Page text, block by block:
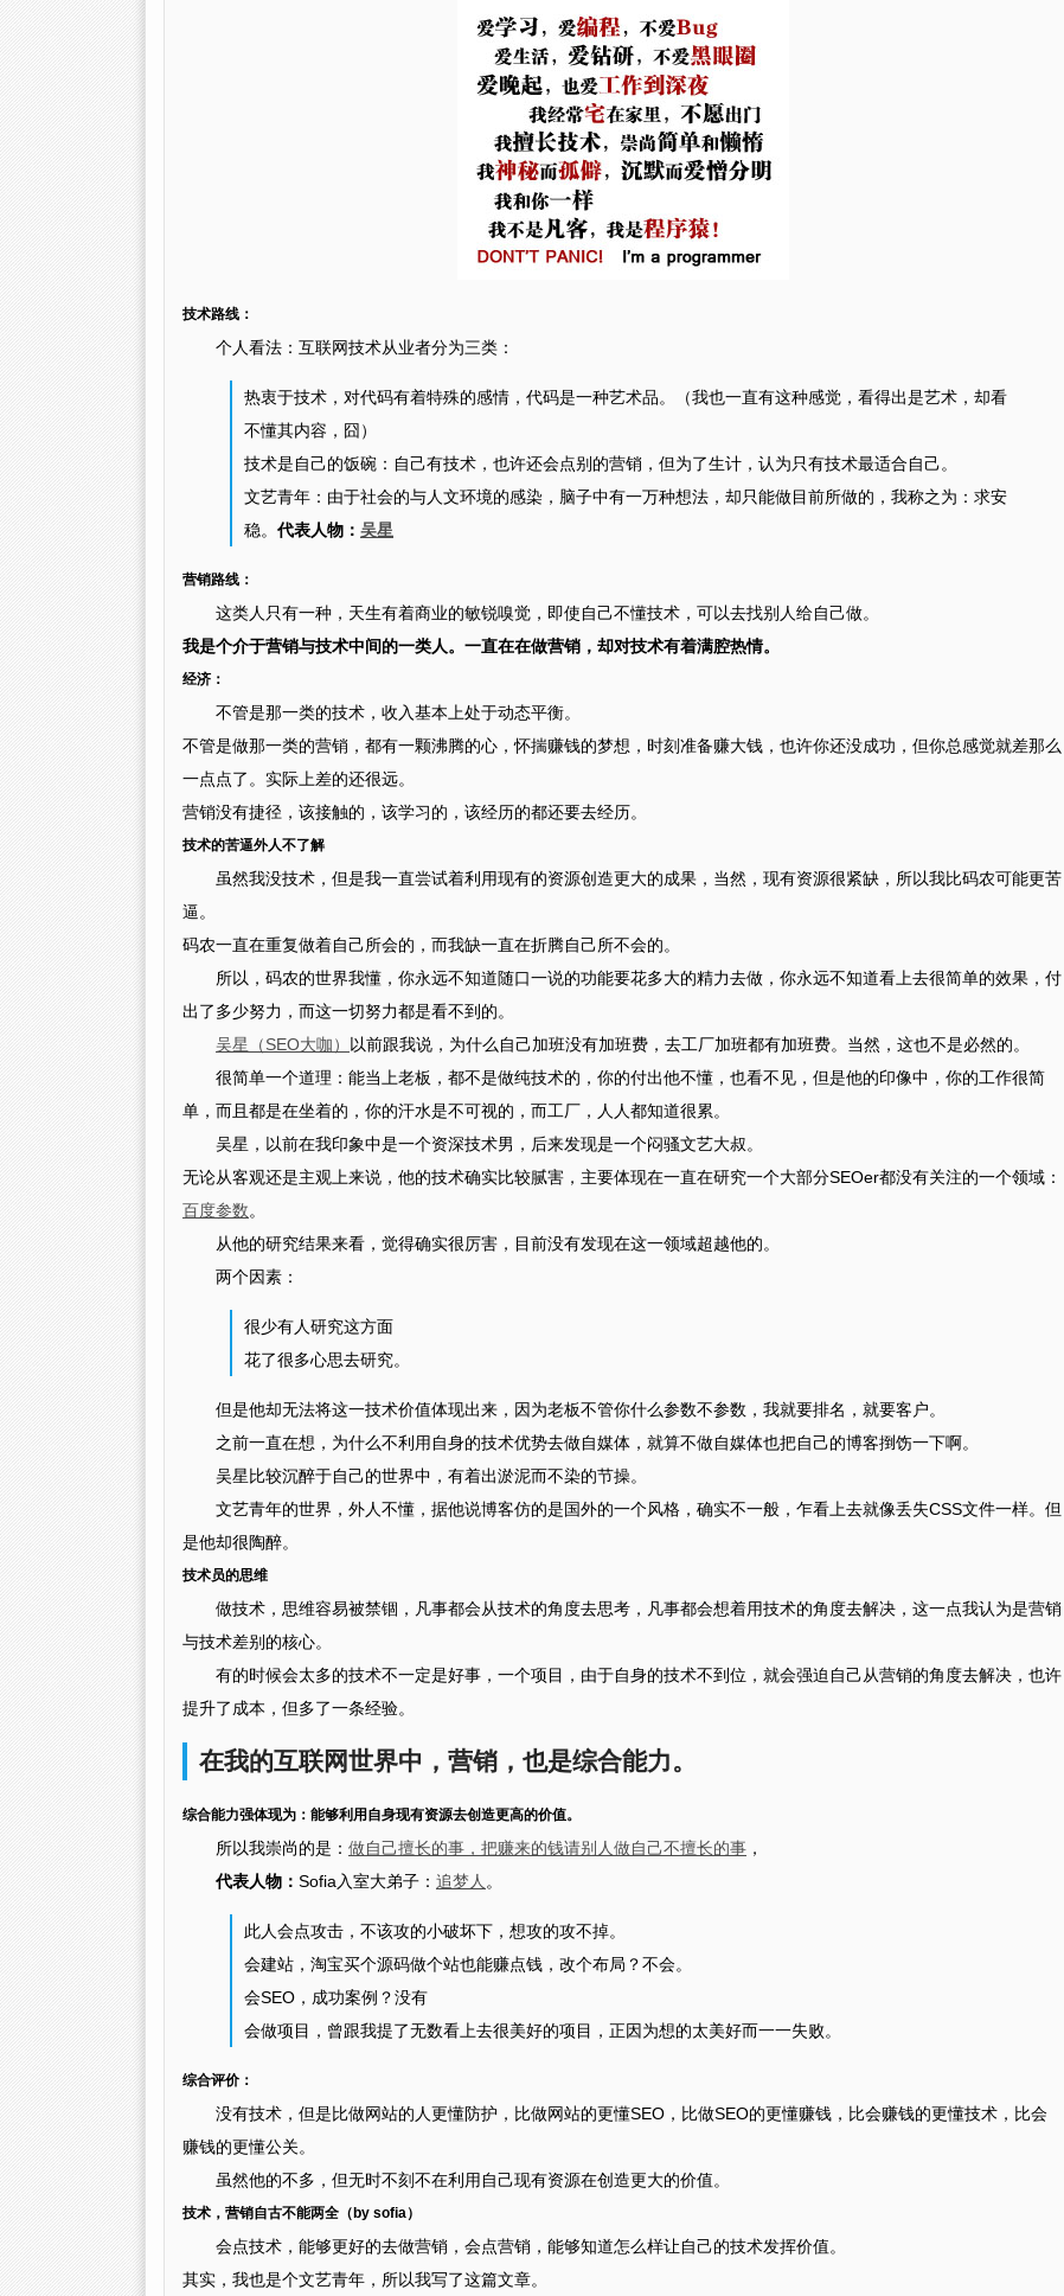
技术路线：
个人看法：互联网技术从业者分为三类：
热衷于技术，对代码有着特殊的感情，代码是一种艺术品。（我也一直有这种感觉，看得出是艺术，却看
不懂其内容，囧）
技术是自己的饭碗：自己有技术，也许还会点别的营销，但为了生计，认为只有技术最适合自己。
文艺青年：由于社会的与人文环境的感染，脑子中有一万种想法，却只能做目前所做的，我称之为：求安
稳。 代表人物： 吴星
营销路线：
这类人只有一种，天生有着商业的敏锐嗅觉，即使自己不懂技术，可以去找别人给自己做。
我是个介于营销与技术中间的一类人。一直在在做营销，却对技术有着满腔热情。
经济：
不管是那一类的技术，收入基本上处于动态平衡。
不管是做那一类的营销，都有一颗沸腾的心，怀揣赚钱的梦想，时刻准备赚大钱，也许你还没成功，但你总感觉就差那么
一点点了。实际上差的还很远。
营销没有捷径，该接触的，该学习的，该经历的都还要去经历。
技术的苦逼外人不了解
虽然我没技术，但是我一直尝试着利用现有的资源创造更大的成果，当然，现有资源很紧缺，所以我比码农可能更苦
逼。
码农一直在重复做着自己所会的，而我缺一直在折腾自己所不会的。
所以，码农的世界我懂，你永远不知道随口一说的功能要花多大的精力去做，你永远不知道看上去很简单的效果，付
出了多少努力，而这一切努力都是看不到的。
吴星（SEO大咖）
以前跟我说，为什么自己加班没有加班费，去工厂加班都有加班费。当然，这也不是必然的。
很简单一个道理：能当上老板，都不是做纯技术的，你的付出他不懂，也看不见，但是他的印像中，你的工作很简
单，而且都是在坐着的，你的汗水是不可视的，而工厂，人人都知道很累。
吴星，以前在我印象中是一个资深技术男，后来发现是一个闷骚文艺大叔。
无论从客观还是主观上来说，他的技术确实比较腻害，主要体现在一直在研究一个大部分SEOer都没有关注的一个领域：
百度参数。
从他的研究结果来看，觉得确实很厉害，目前没有发现在这一领域超越他的。
两个因素：
很少有人研究这方面
花了很多心思去研究。
但是他却无法将这一技术价值体现出来，因为老板不管你什么参数不参数，我就要排名，就要客户。
之前一直在想，为什么不利用自身的技术优势去做自媒体，就算不做自媒体也把自己的博客捯饬一下啊。
吴星比较沉醉于自己的世界中，有着出淤泥而不染的节操。
文艺青年的世界，外人不懂，据他说博客仿的是国外的一个风格，确实不一般，乍看上去就像丢失CSS文件一样。但
是他却很陶醉。
技术员的思维
做技术，思维容易被禁锢，凡事都会从技术的角度去思考，凡事都会想着用技术的角度去解决，这一点我认为是营销
与技术差别的核心。
有的时候会太多的技术不一定是好事，一个项目，由于自身的技术不到位，就会强迫自己从营销的角度去解决，也许
提升了成本，但多了一条经验。
在我的互联网世界中，营销，也是综合能力。
综合能力强体现为：能够利用自身现有资源去创造更高的价值。
所以我崇尚的是： 做自己擅长的事，把赚来的钱请别人做自己不擅长的事 ，
代表人物： Sofia入室大弟子： 追梦人 。
此人会点攻击，不该攻的小破坏下，想攻的攻不掉。
会建站，淘宝买个源码做个站也能赚点钱，改个布局？不会。
会SEO，成功案例？没有
会做项目，曾跟我提了无数看上去很美好的项目，正因为想的太美好而一一失败。
综合评价：
没有技术，但是比做网站的人更懂防护，比做网站的更懂SEO，比做SEO的更懂赚钱，比会赚钱的更懂技术，比会
赚钱的更懂公关。
虽然他的不多，但无时不刻不在利用自己现有资源在创造更大的价值。
技术，营销自古不能两全（by sofia）
会点技术，能够更好的去做营销，会点营销，能够知道怎么样让自己的技术发挥价值。
其实，我也是个文艺青年，所以我写了这篇文章。